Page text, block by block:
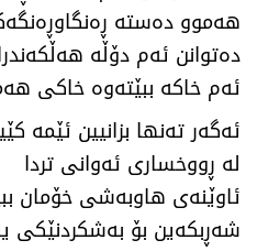
هەموو دەستە
دەتوانن ئەم دۆڵە
ئەم خاکە ببێتەوە خاکی
ئەگەر تەنها بزانیین ئێمە
لە ڕووخساری ئەوانی تردا
ئاوێنەی هاوبەشی خۆمان
شەڕبکەین بۆ بەشکردنێکی